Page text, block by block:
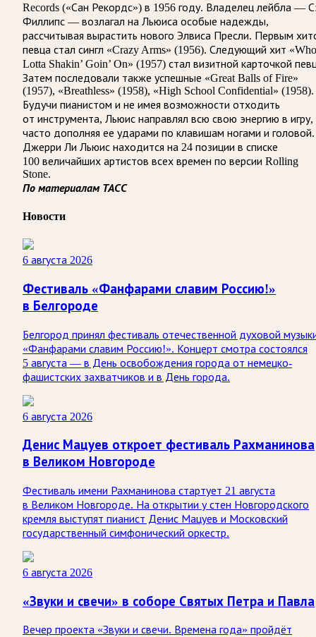
Records («Сан Рекордс») в 1956 году. Владелец лейбла —
Филлипс — возлагал на Льюиса особые надежды,
рассчитывая вырастить нового Элвиса Пресли. Первым
певца стал сингл «Crazy Arms» (1956). Следующий хит
Lotta Shakin’ Goin’ On» (1957) стал визитной карточкой
Затем последовали также успешные «Great Balls of Fire»
(1957), «Breathless» (1958), «High School Confidential» (1958).
Будучи пианистом и не имея возможности отходить
от инструмента, Льюис направлял всю свою энергию в игру,
часто дополняя ее ударами по клавишам ногами и головой.
Джерри Ли Льюис находится на 24 позиции в списке
100 величайших артистов всех времен по версии Rolling
Stone.
По материалам ТАСС
Новости
6 августа 2026
Фестиваль «Фанфарами славим Россию!»
в Белгороде
Белгород принял фестиваль отечественной духовой
«Фанфарами славим Россию!». Концерт смотра состоялся
5 августа — в День освобождения города от немецко-
фашистских захватчиков и в День города.
6 августа 2026
Денис Мацуев откроет фестиваль Рахманинова
в Великом Новгороде
Фестиваль имени Рахманинова стартует 21 августа
в Великом Новгороде. На открытии у стен Новгородского
кремля выступят пианист Денис Мацуев и Московский
государственный симфонический оркестр.
6 августа 2026
«Звуки и свечи» в соборе Святых Петра и Павла
Вечер проекта «Звуки и свечи. Времена года» пройдёт